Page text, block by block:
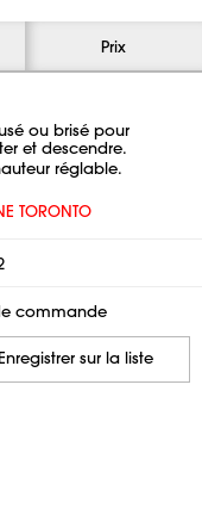
Prix
ou brisé pour
et descendre.
réglable.
TORONTO
commande
sur la liste